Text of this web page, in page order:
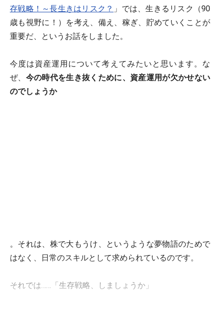
存戦略！～長生きはリスク？ 」では、生きるリスク（90
歳も視野に！）を考え、備え、稼ぎ、貯めていくことが
重要だ、というお話をしました。
今度は資産運用について考えてみたいと思います。な
ぜ、 今の時代を生き抜くために、資産運用が欠かせない
のでしょうか
。それは、株で大もうけ、というような夢物語のためで
はなく、日常のスキルとして求められているのです。
それでは……「生存戦略、しましょうか」